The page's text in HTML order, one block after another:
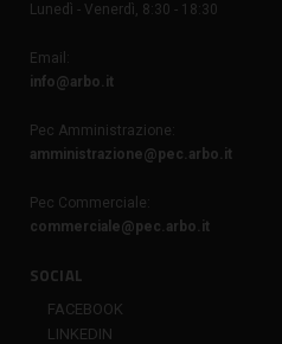
Lunedì - Venerdì, 8:30 - 18:30
Email:
info@arbo.it
Pec Amministrazione:
amministrazione@pec.arbo.it
Pec Commerciale:
commerciale@pec.arbo.it
SOCIAL
FACEBOOK
LINKEDIN